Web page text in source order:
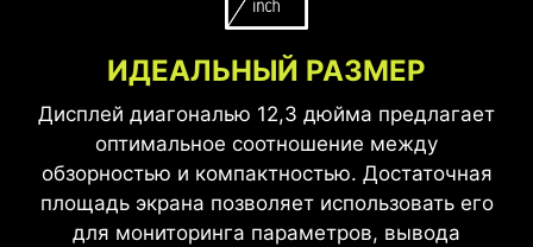
ИДЕАЛЬНЫЙ РАЗМЕР
Дисплей диагональю 12,3 дюйма предлагает
оптимальное соотношение между
обзорностью и компактностью. Достаточная
площадь экрана позволяет использовать его
для мониторинга параметров, вывода